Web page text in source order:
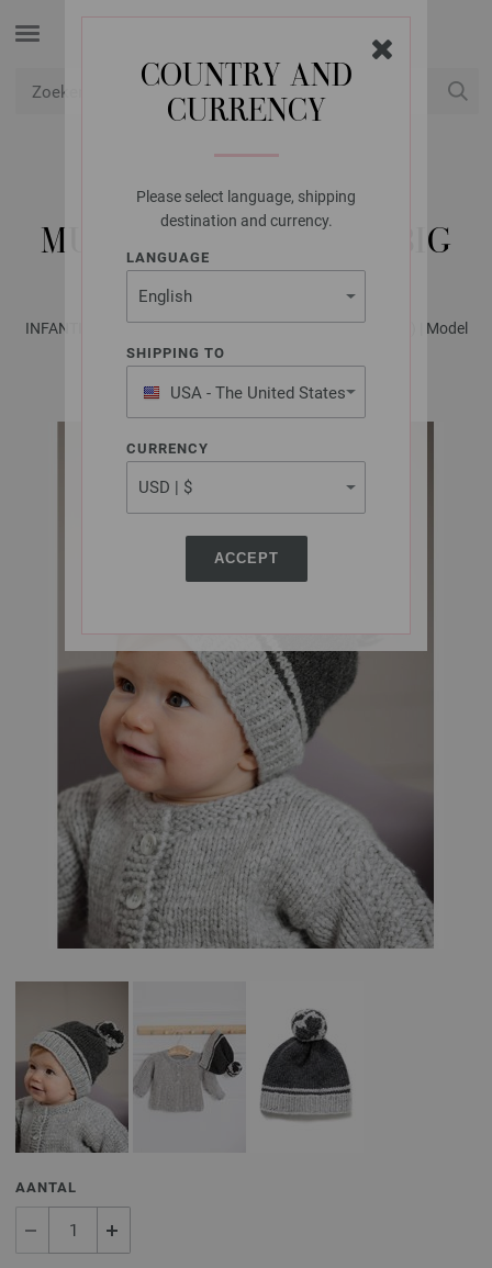
COUNTRY AND
CURRENCY
Please select language, shipping
destination and currency.
LANGUAGE
SHIPPING TO
USA - The United States
of America
CURRENCY
ACCEPT
LANA GROSSA
MUTS COOL MERINO BIG
INFANTI No. 20 - Tijdschrift (DE) + Breibeschrijvingen (NL) | Model
AANTAL